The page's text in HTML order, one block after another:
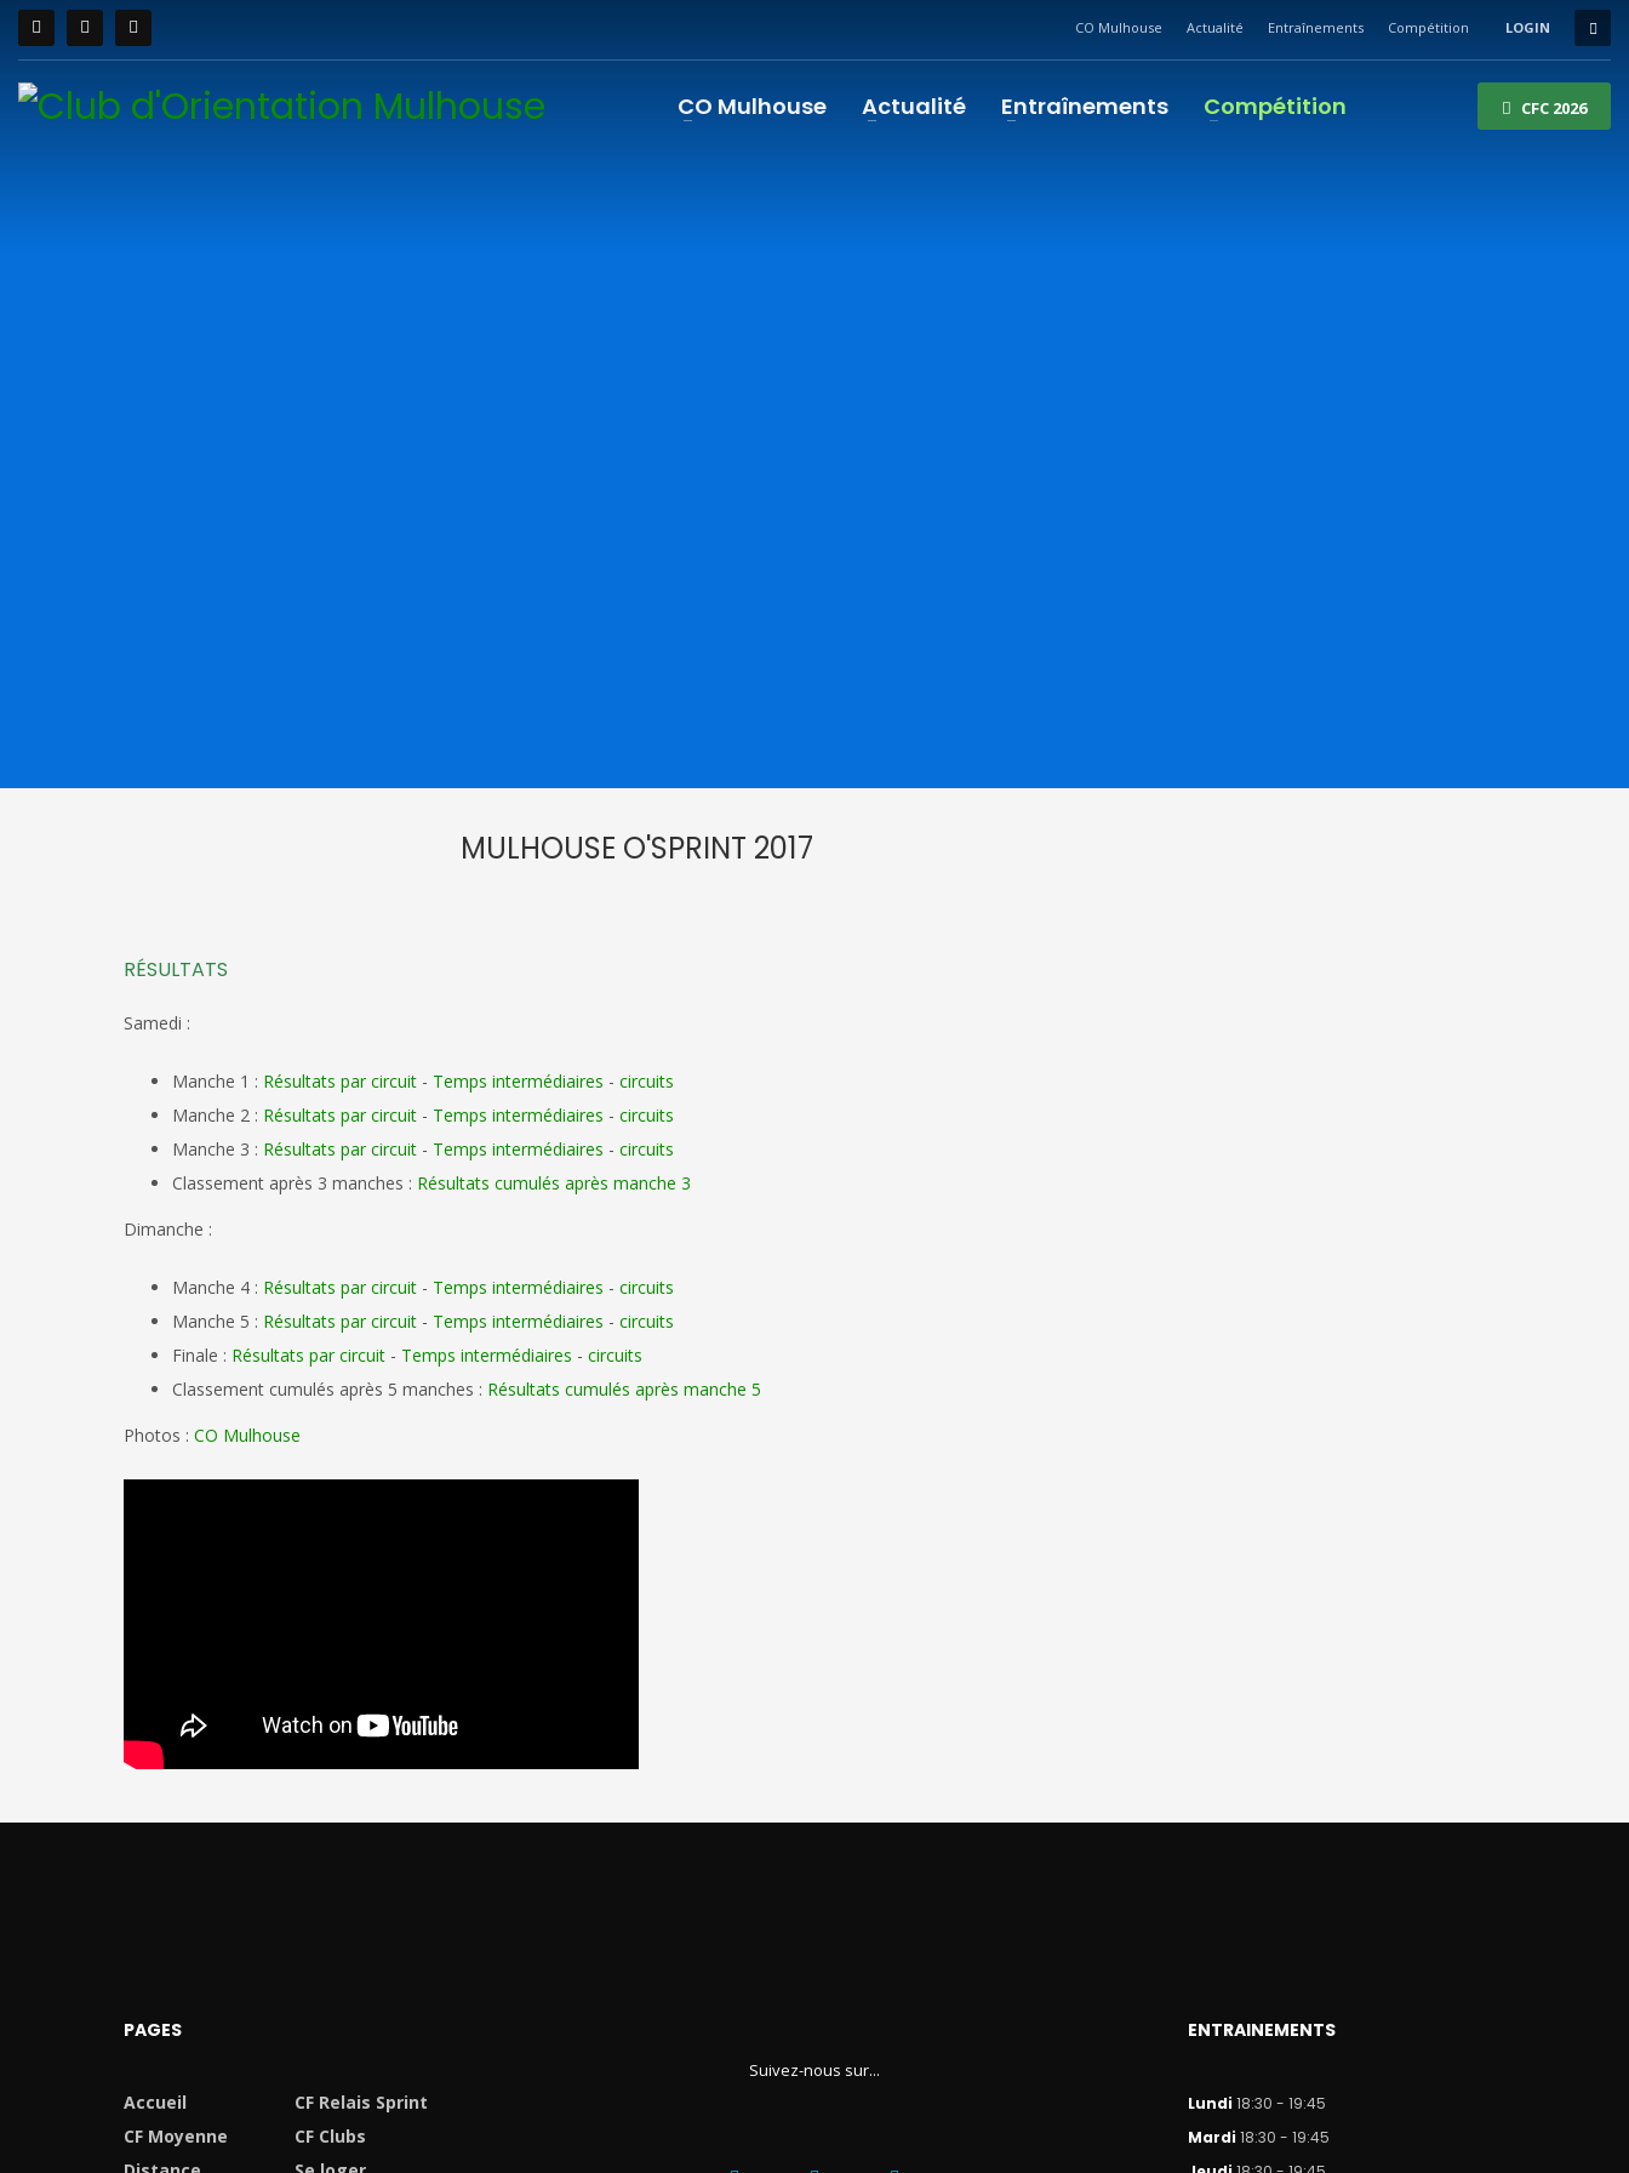
CO Mulhouse Actualité Entraînements Compétition LOGIN
CO Mulhouse Actualité Entraînements Compétition CFC 2026
MULHOUSE O'SPRINT 2017
RÉSULTATS
Samedi :
Manche 1 : Résultats par circuit - Temps intermédiaires - circuits
Manche 2 : Résultats par circuit - Temps intermédiaires - circuits
Manche 3 : Résultats par circuit - Temps intermédiaires - circuits
Classement après 3 manches : Résultats cumulés après manche 3
Dimanche :
Manche 4 : Résultats par circuit - Temps intermédiaires - circuits
Manche 5 : Résultats par circuit - Temps intermédiaires - circuits
Finale : Résultats par circuit - Temps intermédiaires - circuits
Classement cumulés après 5 manches : Résultats cumulés après manche 5
Photos : CO Mulhouse
PAGES
Accueil
CF Relais Sprint
CF Moyenne
CF Clubs
Suivez-nous sur...
ENTRAINEMENTS
Lundi 18:30 - 19:45
Mardi 18:30 - 19:45